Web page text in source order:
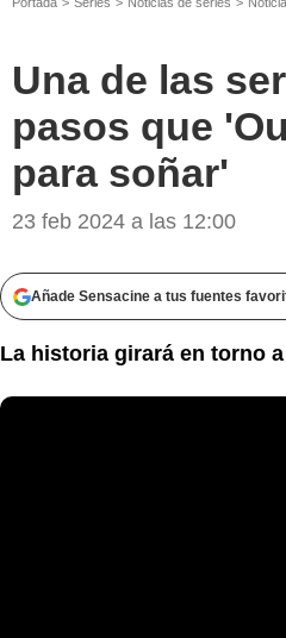
Una de las
pasos que
para soñar'
23 feb 2024 a las 12:00
Añade Sensacine a tus fuentes
La historia girará en torno